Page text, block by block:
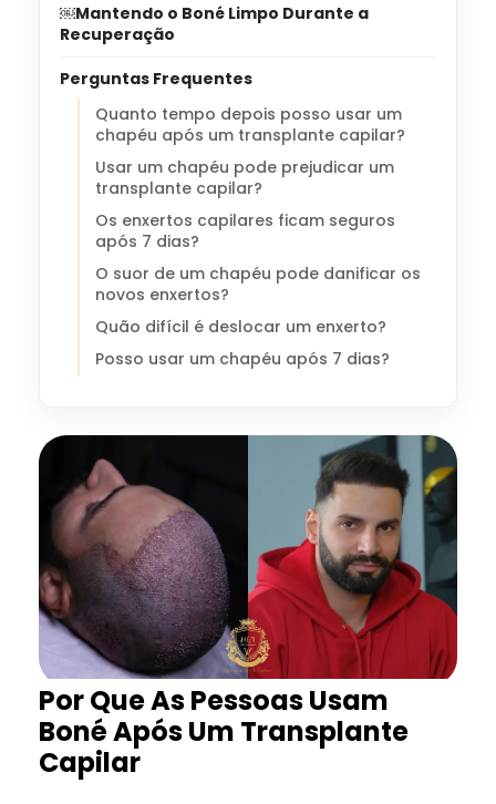
￼Mantendo o Boné Limpo Durante a
Recuperação
Perguntas Frequentes
Quanto tempo depois posso usar um
chapéu após um transplante capilar?
Usar um chapéu pode prejudicar um
transplante capilar?
Os enxertos capilares ficam seguros
após 7 dias?
O suor de um chapéu pode danificar os
novos enxertos?
Quão difícil é deslocar um enxerto?
Posso usar um chapéu após 7 dias?
Por Que As Pessoas Usam
Boné Após Um Transplante
Capilar